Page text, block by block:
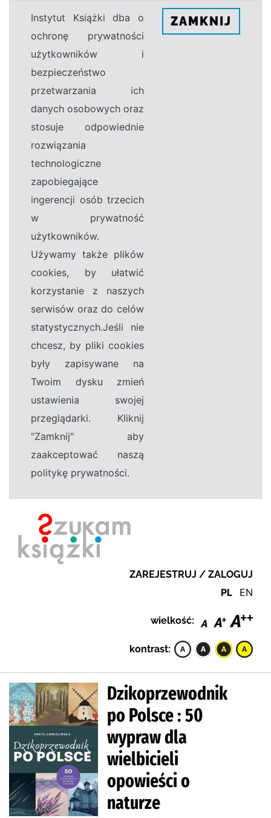
Instytut Książki dba o
ochronę prywatności
użytkowników i
bezpieczeństwo
przetwarzania ich
danych osobowych oraz
stosuje odpowiednie
rozwiązania
technologiczne
zapobiegające
ingerencji osób trzecich
w prywatność
użytkowników.
Używamy także plików
cookies, by ułatwić
korzystanie z naszych
serwisów oraz do celów
statystycznych.Jeśli nie
chcesz, by pliki cookies
były zapisywane na
Twoim dysku zmień
ustawienia swojej
przeglądarki. Kliknij
"Zamknij" aby
zaakceptować naszą
politykę prywatności.
ZAMKNIJ
ZAREJESTRUJ / ZALOGUJ
PL EN
wielkość:
kontrast:
Dzikoprzewodnik
po Polsce : 50
wypraw dla
wielbicieli
opowieści o
naturze